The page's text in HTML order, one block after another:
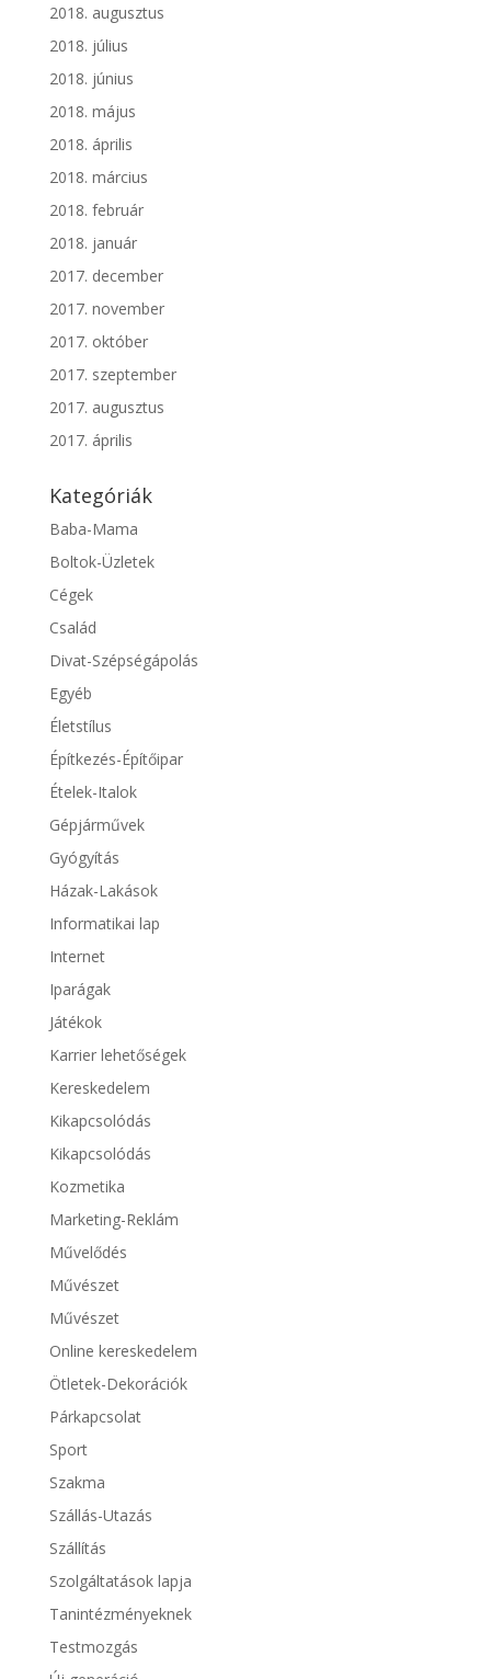
2018. augusztus
2018. július
2018. június
2018. május
2018. április
2018. március
2018. február
2018. január
2017. december
2017. november
2017. október
2017. szeptember
2017. augusztus
2017. április
Kategóriák
Baba-Mama
Boltok-Üzletek
Cégek
Család
Divat-Szépségápolás
Egyéb
Életstílus
Építkezés-Építőipar
Ételek-Italok
Gépjárművek
Gyógyítás
Házak-Lakások
Informatikai lap
Internet
Iparágak
Játékok
Karrier lehetőségek
Kereskedelem
Kikapcsolódás
Kikapcsolódás
Kozmetika
Marketing-Reklám
Művelődés
Művészet
Művészet
Online kereskedelem
Ötletek-Dekorációk
Párkapcsolat
Sport
Szakma
Szállás-Utazás
Szállítás
Szolgáltatások lapja
Tanintézményeknek
Testmozgás